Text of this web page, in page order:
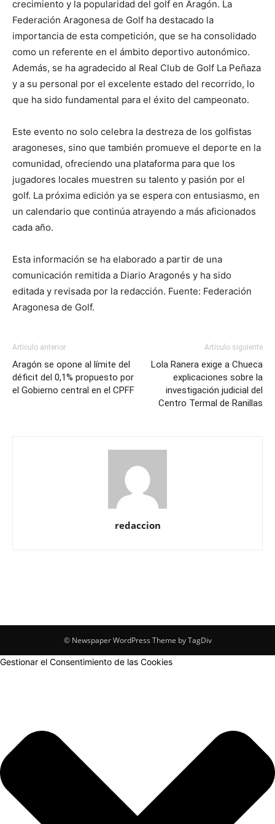
crecimiento y la popularidad del golf en Aragón. La
Federación Aragonesa de Golf ha destacado la
importancia de esta competición, que se ha consolidado
como un referente en el ámbito deportivo autonómico.
Además, se ha agradecido al Real Club de Golf La Peñaza
y a su personal por el excelente estado del recorrido, lo
que ha sido fundamental para el éxito del campeonato.
Este evento no solo celebra la destreza de los golfistas
aragoneses, sino que también promueve el deporte en la
comunidad, ofreciendo una plataforma para que los
jugadores locales muestren su talento y pasión por el
golf. La próxima edición ya se espera con entusiasmo, en
un calendario que continúa atrayendo a más aficionados
cada año.
Esta información se ha elaborado a partir de una
comunicación remitida a Diario Aragonés y ha sido
editada y revisada por la redacción. Fuente: Federación
Aragonesa de Golf.
Artículo anterior
Aragón se opone al límite del
déficit del 0,1% propuesto por
el Gobierno central en el CPFF
Artículo siguiente
Lola Ranera exige a Chueca
explicaciones sobre la
investigación judicial del
Centro Termal de Ranillas
redaccion
© Newspaper WordPress Theme by TagDiv
Gestionar el Consentimiento de las Cookies